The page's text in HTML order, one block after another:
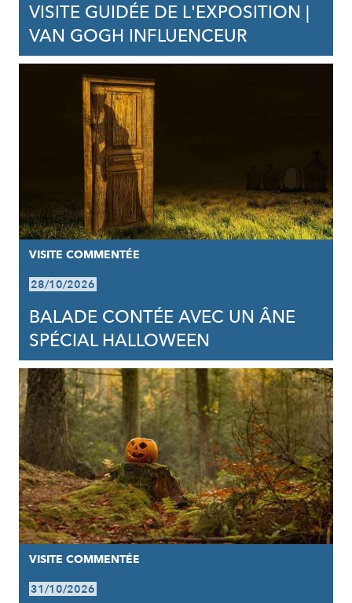
VISITE GUIDÉE DE L'EXPOSITION |
VAN GOGH INFLUENCEUR
VISITE COMMENTÉE
28/10/2026
BALADE CONTÉE AVEC UN ÂNE
SPÉCIAL HALLOWEEN
VISITE COMMENTÉE
31/10/2026